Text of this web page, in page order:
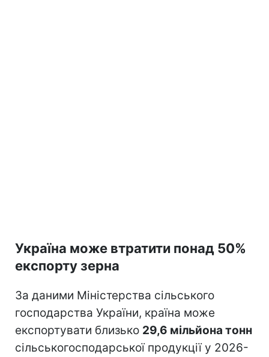
Україна може втратити понад 50%
експорту зерна
За даними Міністерства сільського
господарства України, країна може
експортувати близько 29,6 мільйона тонн
сільськогосподарської продукції у 2026-